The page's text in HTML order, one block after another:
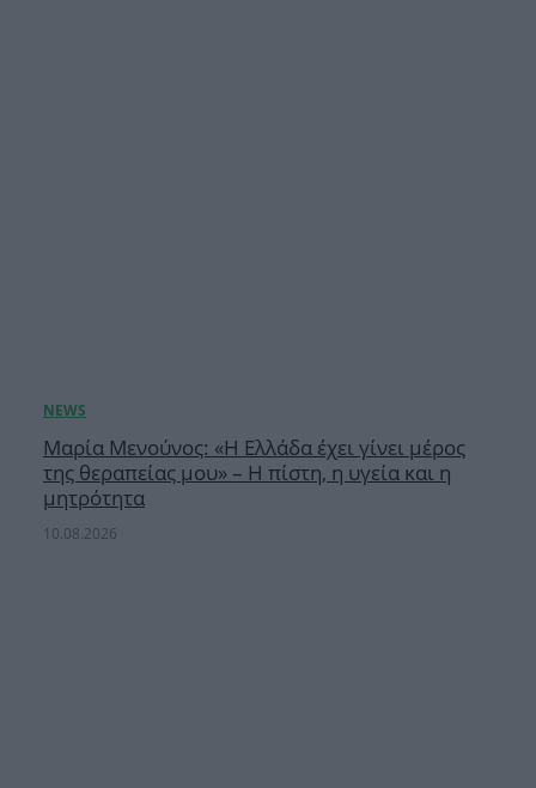
Μαρία Μενούνος: «Η Ελλάδα έχει γίνει μέρος
της θεραπείας μου» – Η πίστη, η υγεία και η
μητρότητα
10.08.2026